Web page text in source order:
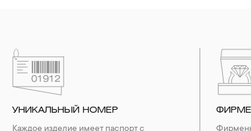
УНИКАЛЬНЫЙ НОМЕР